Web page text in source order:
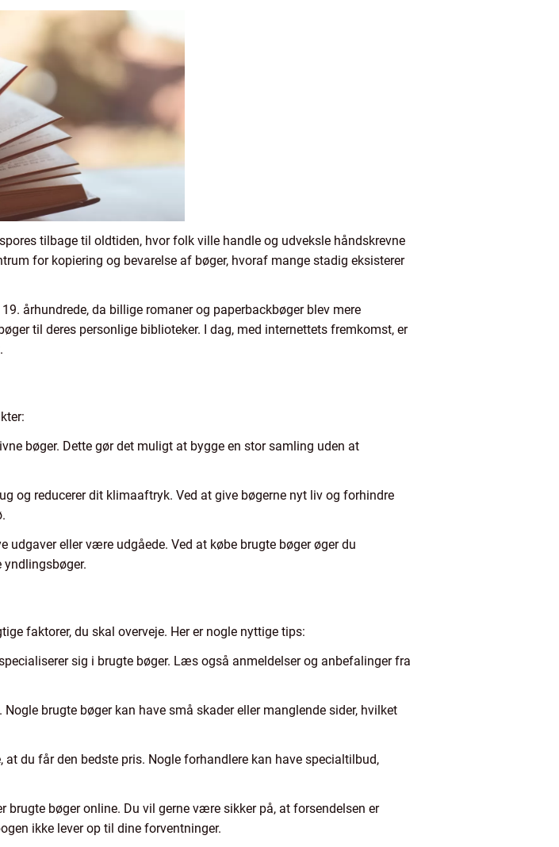
tilbage til oldtiden, hvor folk ville handle og udveksle håndskrevne
for kopiering og bevarelse af bøger, hvoraf mange stadig eksisterer
århundrede, da billige romaner og paperbackbøger blev mere
til deres personlige biblioteker. I dag, med internettets fremkomst, er
bøger. Dette gør det muligt at bygge en stor samling uden at
og reducerer dit klimaaftryk. Ved at give bøgerne nyt liv og forhindre
eller være udgåede. Ved at købe brugte bøger øger du
faktorer, du skal overveje. Her er nogle nyttige tips:
sig i brugte bøger. Læs også anmeldelser og anbefalinger fra
brugte bøger kan have små skader eller manglende sider, hvilket
du får den bedste pris. Nogle forhandlere kan have specialtilbud,
bøger online. Du vil gerne være sikker på, at forsendelsen er
ikke lever op til dine forventninger.